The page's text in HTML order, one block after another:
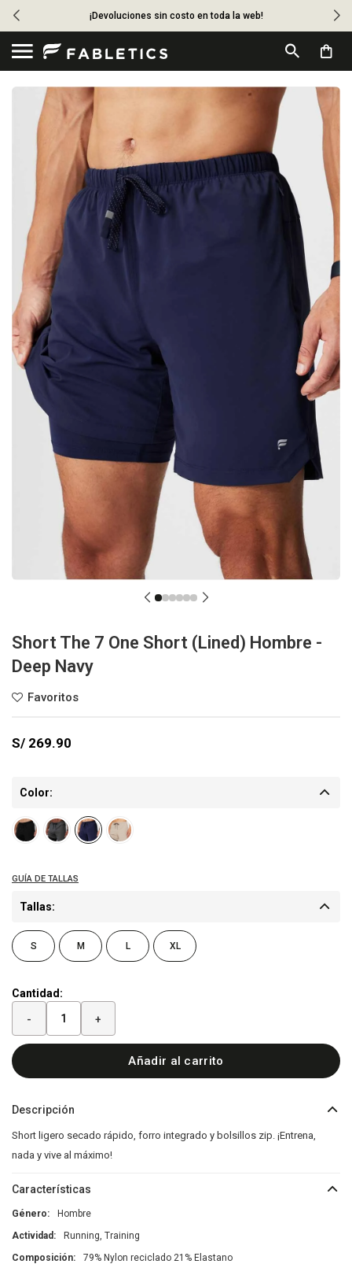
¡Devoluciones sin costo en toda la web!

Short The 7 One Short (Lined) Hombre -
Deep Navy
S/ 269.90
Color:
Tallas:
S M L XL
Cantidad:
- +
Añadir al carrito
Descripción
Short ligero secado rápido, forro integrado y bolsillos zip. ¡Entrena,
nada y vive al máximo!
Características
Género
Hombre
Actividad
Running, Training
Composición
79% Nylon reciclado 21% Elastano